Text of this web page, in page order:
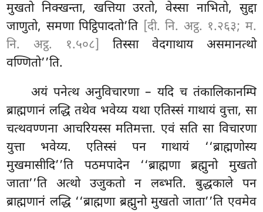
मुखतो निक्खन्ता, खत्तिया उरतो, वेस्सा नाभितो, सुद्दा
जाणुतो, समणा पिट्ठिपादतो’ति [दी. नि. अट्ठ. १.२६३; म.
नि. अट्ठ. १.५०८]
तिस्सा वेदगाथाय असमानत्थो
वण्णितो’’ति.
अयं पनेत्थ अनुविचारणा – यदि च तंकालिकानम्पि
ब्राह्मणानं लद्धि तथेव भवेय्य यथा एतिस्सं गाथायं वुत्ता, सा
चत्थवण्णना आचरियस्स मतिमत्ता. एवं सति सा विचारणा
युत्ता भवेय्य. एतिस्सं पन गाथायं ‘‘ब्राह्मणोस्य
मुखमासीदि’’ति पठमपादेन ‘‘ब्राह्मणा ब्रह्मुनो मुखतो
जाता’’ति अत्थो उजुकतो न लब्भति. बुद्धकाले पन
ब्राह्मणानं लद्धि ‘‘ब्राह्मणा ब्रह्मुनो मुखतो जाता’’ति एवमेव